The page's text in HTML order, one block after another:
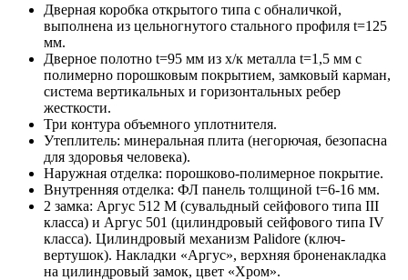
Дверная коробка открытого типа с обналичкой,
выполнена из цельногнутого стального профиля t=125
мм.
Дверное полотно t=95 мм из х/к металла t=1,5 мм с
полимерно порошковым покрытием, замковый карман,
система вертикальных и горизонтальных ребер
жесткости.
Три контура объемного уплотнителя.
Утеплитель: минеральная плита (негорючая, безопасна
для здоровья человека).
Наружная отделка: порошково-полимерное покрытие.
Внутренняя отделка: ФЛ панель толщиной t=6-16 мм.
2 замка: Аргус 512 М (сувальдный сейфового типа III
класса) и Аргус 501 (цилиндровый сейфового типа IV
класса). Цилиндровый механизм Palidore (ключ-
вертушок). Накладки «Аргус», верхняя броненакладка
на цилиндровый замок, цвет «Хром».